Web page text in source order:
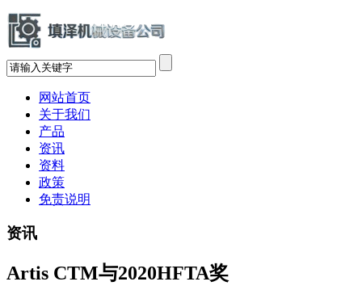
网站首页
关于我们
产品
资讯
资料
政策
免责说明
资讯
Artis CTM与2020HFTA奖